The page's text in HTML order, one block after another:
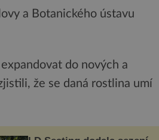
a Botanického ústavu
do nových a
že se daná rostlina umí